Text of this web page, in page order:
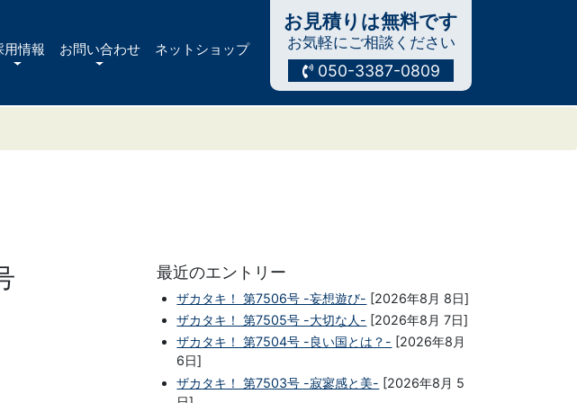
用情報 お問い合わせ ネットショップ
お見積りは無料です
お気軽にご相談ください
050-3387-0809
最近のエントリー
ザカタキ！ 第7506号 -妄想遊び- [2026年8月 8日]
ザカタキ！ 第7505号 -大切な人- [2026年8月 7日]
ザカタキ！ 第7504号 -良い国とは？- [2026年8月
6日]
ザカタキ！ 第7503号 -寂寥感と美- [2026年8月 5